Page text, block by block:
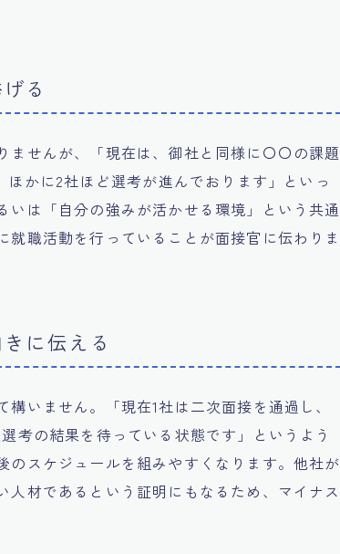
る
せんが、「現在は、御社と同様に〇〇の課題
かに2社ほど選考が進んでおります」といっ
は「自分の強みが活かせる環境」という共通
職活動を行っていることが面接官に伝わりま
に伝える
いません。「現在1社は二次面接を通過し、
考の結果を待っている状態です」というよう
のスケジュールを組みやすくなります。他社が
材であるという証明にもなるため、マイナス